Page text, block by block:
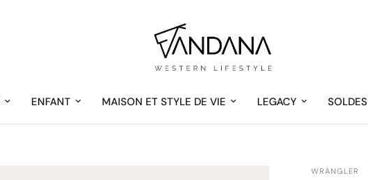
ENFANT MAISON ET STYLE DE VIE LEGACY SOLDES
WRANGLER